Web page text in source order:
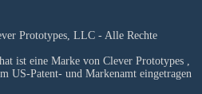
Prototypes, LLC - Alle Rechte
ist eine Marke von Clever Prototypes ,
US-Patent- und Markenamt eingetragen